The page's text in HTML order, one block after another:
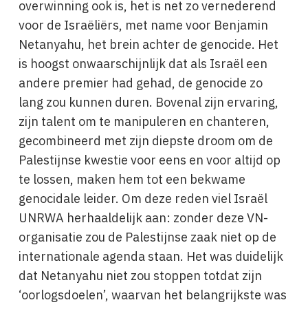
overwinning ook is, het is net zo vernederend
voor de Israëliërs, met name voor Benjamin
Netanyahu, het brein achter de genocide. Het
is hoogst onwaarschijnlijk dat als Israël een
andere premier had gehad, de genocide zo
lang zou kunnen duren. Bovenal zijn ervaring,
zijn talent om te manipuleren en chanteren,
gecombineerd met zijn diepste droom om de
Palestijnse kwestie voor eens en voor altijd op
te lossen, maken hem tot een bekwame
genocidale leider. Om deze reden viel Israël
UNRWA herhaaldelijk aan: zonder deze VN-
organisatie zou de Palestijnse zaak niet op de
internationale agenda staan. Het was duidelijk
dat Netanyahu niet zou stoppen totdat zijn
‘oorlogsdoelen’, waarvan het belangrijkste was